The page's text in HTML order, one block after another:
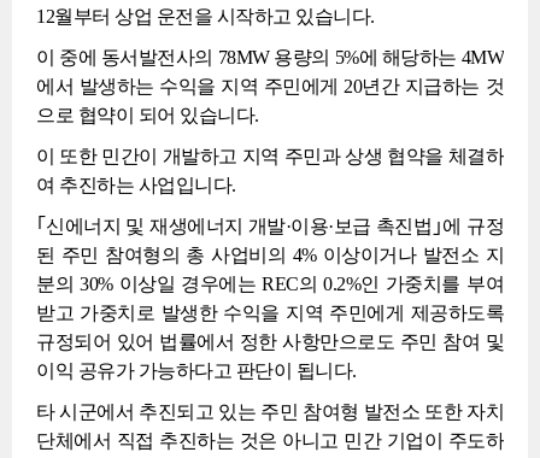
12월부터 상업 운전을 시작하고 있습니다.
이 중에 동서발전사의 78MW 용량의 5%에 해당하는 4MW
에서 발생하는 수익을 지역 주민에게 20년간 지급하는 것
으로 협약이 되어 있습니다.
이 또한 민간이 개발하고 지역 주민과 상생 협약을 체결하
여 추진하는 사업입니다.
｢신에너지 및 재생에너지 개발·이용·보급 촉진법｣에 규정
된 주민 참여형의 총 사업비의 4% 이상이거나 발전소 지
분의 30% 이상일 경우에는 REC의 0.2%인 가중치를 부여
받고 가중치로 발생한 수익을 지역 주민에게 제공하도록
규정되어 있어 법률에서 정한 사항만으로도 주민 참여 및
이익 공유가 가능하다고 판단이 됩니다.
타 시군에서 추진되고 있는 주민 참여형 발전소 또한 자치
단체에서 직접 추진하는 것은 아니고 민간 기업이 주도하